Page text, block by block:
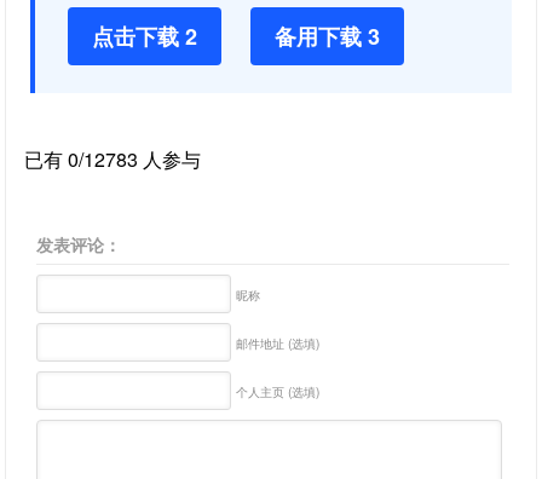
点击下载 2 备用下载 3
已有 0/12783 人参与
发表评论：
昵称
邮件地址 (选填)
个人主页 (选填)